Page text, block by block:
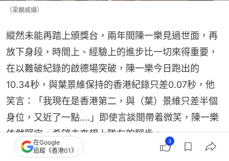
（梁鵬威攝）
縱然未能再踏上頒獎台，兩年間陳一樂見過世面，再
放下身段，時間上、經驗上的進步比一切來得重要，
在以難破紀錄的啟德場突破，陳一樂今日跑出的
10.34秒，與葉景維保持的香港紀錄只差0.07秒，他
笑言：「我現在是香港第二，與（葉）景維只差半個
身位，又近了一點....」即使言談間帶着微笑，陳一樂
依然堅定，希望未來趕上隊友的腳步。
在Google
追蹤《香港01》
3